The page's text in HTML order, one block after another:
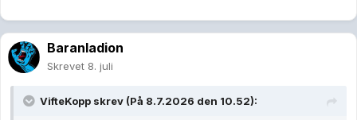
Baranladion
Skrevet 8. juli
VifteKopp skrev (På 8.7.2026 den 10.52):